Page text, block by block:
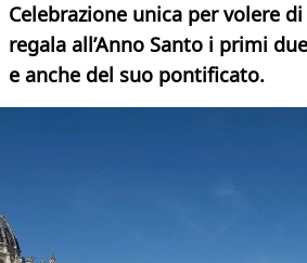
Celebrazione unica per volere
regala all’Anno Santo i primi
e anche del suo pontificato.